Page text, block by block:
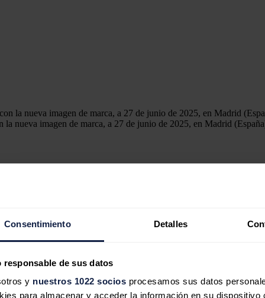
Consentimiento Detalles
responsable de sus datos
y nuestros 1022 socios procesamos sus datos
para almacenar y acceder la información en su
la nueva imagen de marca, a 27 de junio de 2025, en Madrid
acuerdo de colaboración, mediante el cual Repsol ofrecerá
G (GLP) o diésel, durante el periodo promocional.
se enmarca en la voluntad compartida de ambas compañías de
de conducción", han subrayado ambas firmas.
de Renault destaca por ser una combinación muy
Repsol